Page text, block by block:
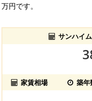
万円です。
サンハイ
家賃相場 築年